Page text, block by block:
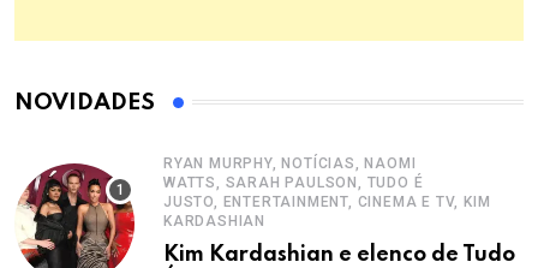
NOVIDADES
RYAN MURPHY, NOTÍCIAS, NAOMI
WATTS, SARAH PAULSON, TUDO É
JUSTO, ENTERTAINMENT, CINEMA E TV, KIM
KARDASHIAN
Kim Kardashian e elenco de Tudo